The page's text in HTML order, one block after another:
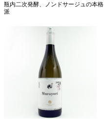
瓶内二次発酵、ノンドサージュの本格
派